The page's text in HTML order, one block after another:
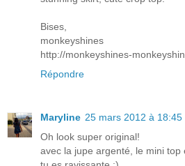
Bises,
monkeyshines
http://monkeyshines-
Répondre
Maryline 25 mars 2012 à 18:45
Oh look super original!
avec la jupe argenté, le mini top